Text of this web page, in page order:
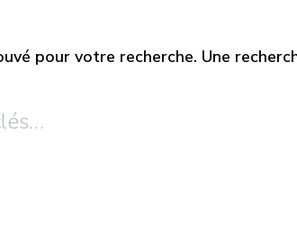
pour votre recherche. Une